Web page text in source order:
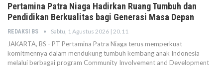
Pertamina Patra Niaga Hadirkan Ruang Tumbuh dan
Pendidikan Berkualitas bagi Generasi Masa Depan
REDAKSI BS Sabtu, 1 Agustus 2026 | 20.11
JAKARTA, BS - PT Pertamina Patra Niaga terus memperkuat
komitmennya dalam mendukung tumbuh kembang anak Indonesia
melalui berbagai program Community Involvement and Development